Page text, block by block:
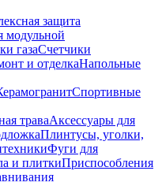
защита
модульной
газаСчетчики
и отделкаНапольные
Спортивные
траваАксессуары для
Плинтусы, уголки,
Фуги для
и плиткиПриспособления